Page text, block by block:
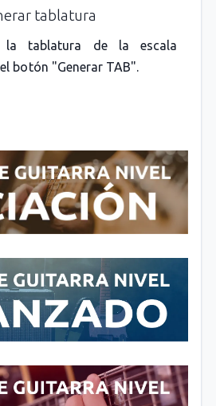
tablatura
la tablatura de la escala
botón "Generar TAB".